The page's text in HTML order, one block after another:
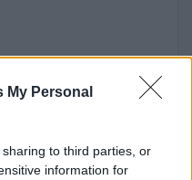
My Personal
to third parties, or
information for